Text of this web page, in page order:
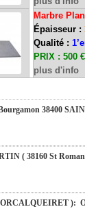
Marbre
Épaisseur :
Qualité :
PRIX : 500
plus d'info
): Ouvert
délais. Nous
38400
( 38160 St
):